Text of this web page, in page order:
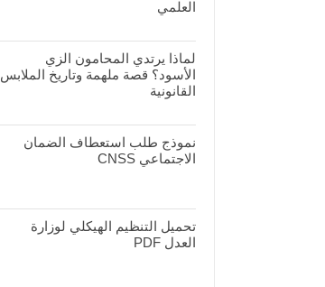
العلمي
لماذا يرتدي المحامون الزي
الأسود؟ قصة ملهمة وتاريخ الملابس
القانونية
نموذج طلب استعطاف الضمان
الاجتماعي CNSS
تحميل التنظيم الهيكلي لوزارة
العدل PDF